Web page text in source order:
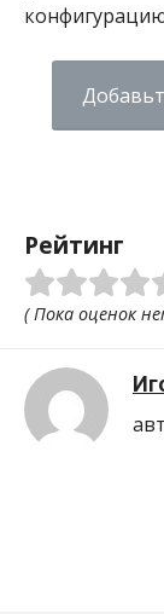
Рейтинг
( Пока оценок